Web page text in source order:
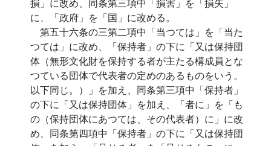
に、「政府」を「国」に改める。
第五十六条の三第二項中「当つては」を「当た
つては」に改め、「保持者」の下に「又は保持団
体（無形文化財を保持する者が主たる構成員とな
つている団体で代表者の定めのあるものをいう。
以下同じ。）」を加え、同条第三項中「保持者」
の下に「又は保持団体」を加え、「者に」を「も
の（保持団体にあつては、その代表者）に」に改
め、同条第四項中「保持者」の下に「又は保持団